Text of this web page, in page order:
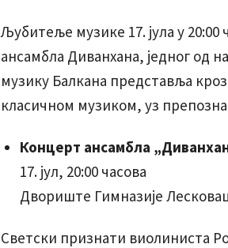
Љубитеље музике 17. јула у
ансамбла Диванхана, једног од
музику Балкана представља
класичном музиком, уз
Концерт ансамбла
17. јул, 20:00 часова
Двориште Гимназије
Светски признати виолиниста